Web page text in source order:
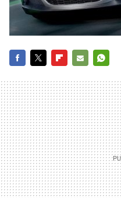
MAIL